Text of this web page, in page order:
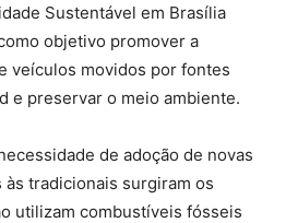
Sustentável em Brasília
objetivo promover a
veículos movidos por fontes
e preservar o meio ambiente.
de adoção de novas
tradicionais surgiram os
utilizam combustíveis fósseis